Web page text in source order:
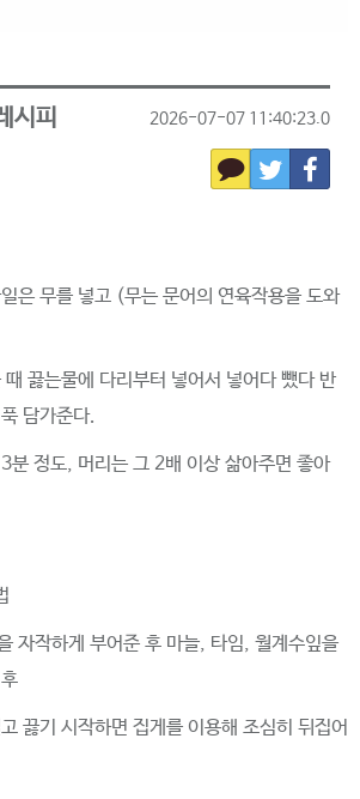
시피 2026-07-07 11:40:23.0
은 무를 넣고 (무는 문어의 연육작용을 도와
끓는물에 다리부터 넣어서 넣어다 뺐다 반
담가준다.
3분 정도, 머리는 그 2배 이상 삶아주면 좋아
자작하게 부어준 후 마늘, 타임, 월계수잎을
끓기 시작하면 집게를 이용해 조심히 뒤집어